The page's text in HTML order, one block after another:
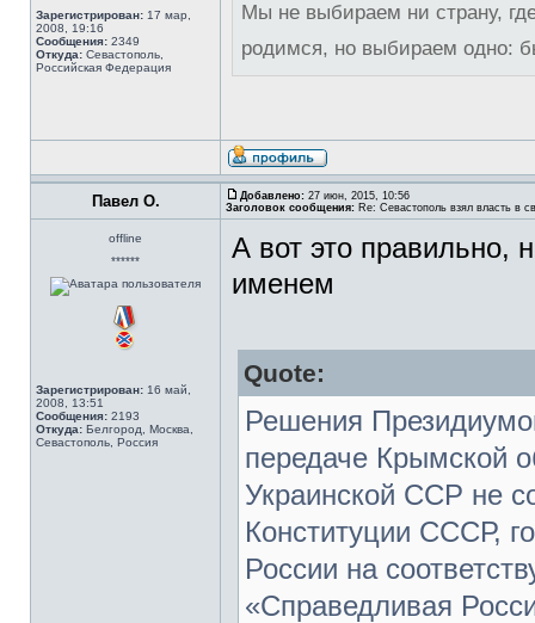
Зарегистрирован: 17 мар,
2008, 19:16
Сообщения: 2349
Откуда: Севастополь,
Российская Федерация
Мы не выбираем ни страну,
родимся, но выбираем одно:
Павел О. Добавлено: 27 июн, 2015, 10:56
Заголовок сообщения: Re: Севастополь взял власть в
offline
******
Зарегистрирован: 16 май,
2008, 13:51
Сообщения: 2193
Откуда: Белгород, Москва,
Севастополь, Россия
А вот это правильно,
именем
Quote:
Решения
передаче Крымской
Украинской ССР не
Конституции СССР,
России на
«Справедливая